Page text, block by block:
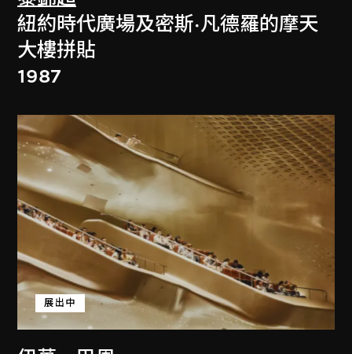
紐約時代廣場及密斯·凡德羅的摩天
大樓拼貼
1987
展出中